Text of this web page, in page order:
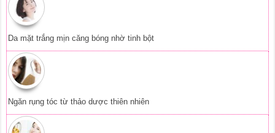
Da mặt trắng mịn căng bóng nhờ tinh bột
Ngăn rụng tóc từ thảo dược thiên nhiên